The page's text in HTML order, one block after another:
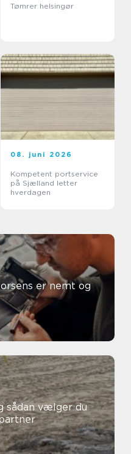
Tømrer helsingør
08. juni 2026
Kompetent portservice
på Sjælland letter
hverdagen
er nemt og